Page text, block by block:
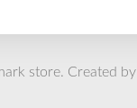
store. Created by